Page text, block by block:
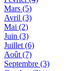
Mars (5)
Avril (3)
Mai (2)
Juin (3)
Juillet(6)
Août(7)
Septembre (3)